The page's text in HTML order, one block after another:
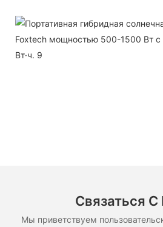
Связаться
Мы приветствуем